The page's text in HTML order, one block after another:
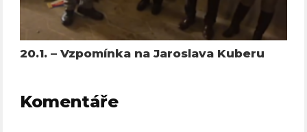
20.1. – Vzpomínka na Jaroslava Kuberu
Komentáře